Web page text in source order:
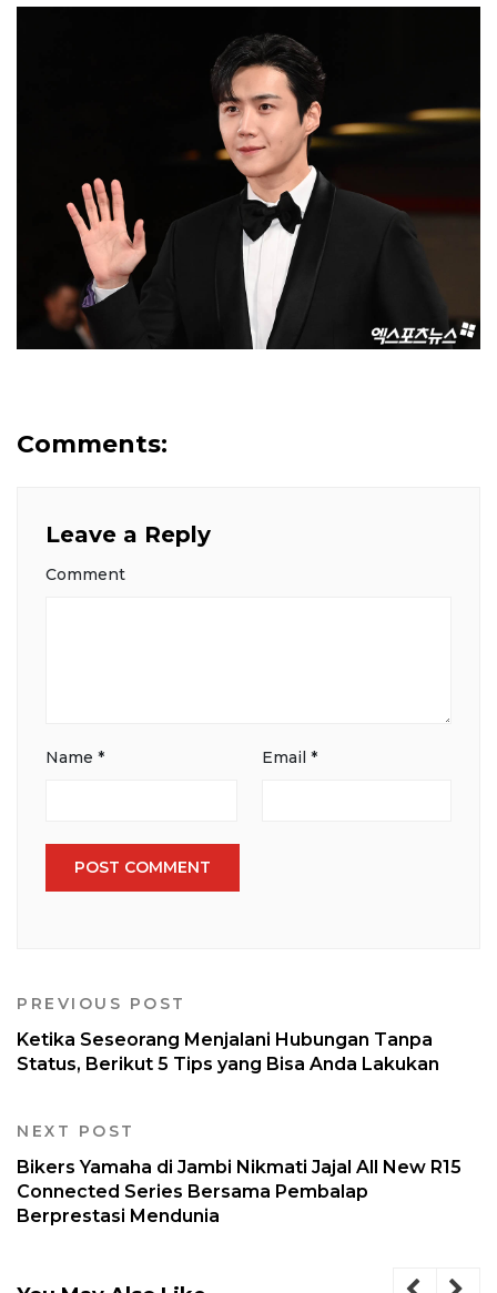
Comments:
Leave a Reply
Comment
Name * Email *
PREVIOUS POST
Ketika Seseorang Menjalani Hubungan Tanpa
Status, Berikut 5 Tips yang Bisa Anda Lakukan
NEXT POST
Bikers Yamaha di Jambi Nikmati Jajal All New R15
Connected Series Bersama Pembalap
Berprestasi Mendunia